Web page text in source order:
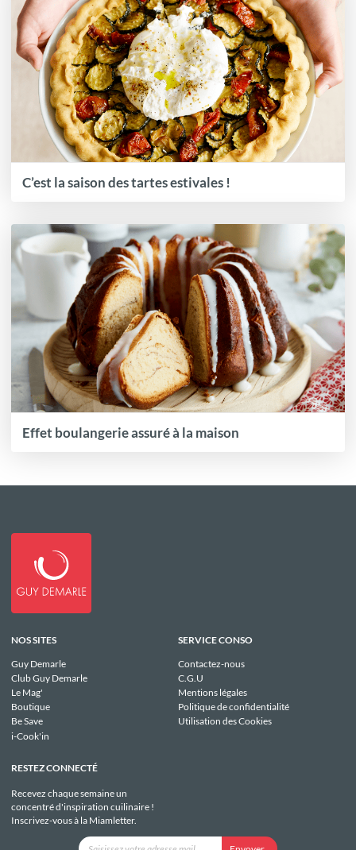
C’est la saison des tartes estivales !
Effet boulangerie assuré à la maison
NOS SITES
Guy Demarle
Club Guy Demarle
Le Mag'
Boutique
Be Save
i-Cook'in
SERVICE CONSO
Contactez-nous
C.G.U
Mentions légales
Politique de confidentialité
Utilisation des Cookies
RESTEZ CONNECTÉ
Recevez chaque semaine un
concentré d'inspiration cuilinaire !
Inscrivez-vous à la Miamletter.